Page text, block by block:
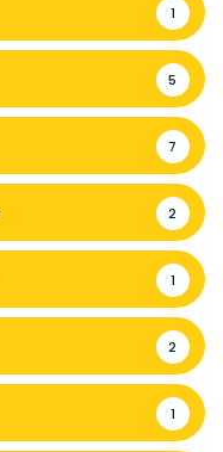
1
5
7
2
1
2
1